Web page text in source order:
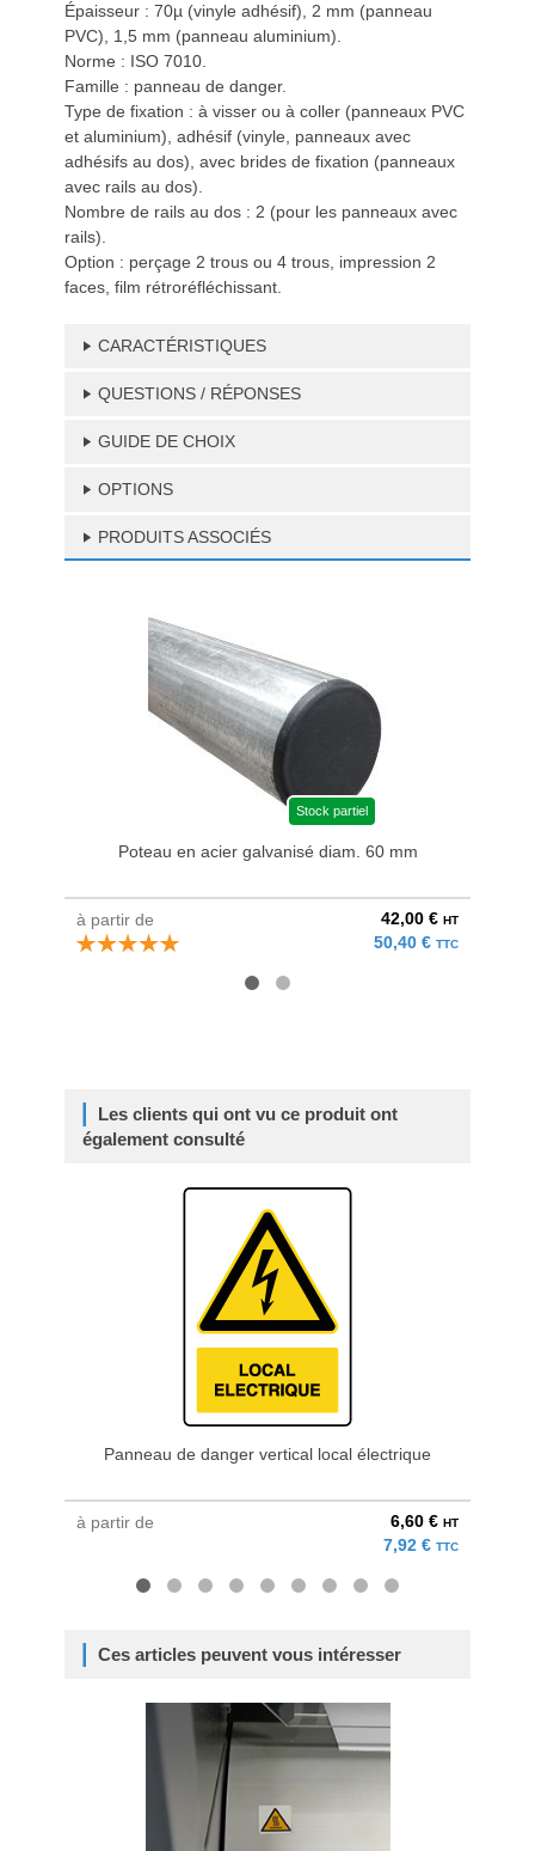
Épaisseur : 70µ (vinyle adhésif), 2 mm (panneau
PVC), 1,5 mm (panneau aluminium).
Norme : ISO 7010.
Famille : panneau de danger.
Type de fixation : à visser ou à coller (panneaux PVC
et aluminium), adhésif (vinyle, panneaux avec
adhésifs au dos), avec brides de fixation (panneaux
avec rails au dos).
Nombre de rails au dos : 2 (pour les panneaux avec
rails).
Option : perçage 2 trous ou 4 trous, impression 2
faces, film rétroréfléchissant.
CARACTÉRISTIQUES
QUESTIONS / RÉPONSES
GUIDE DE CHOIX
OPTIONS
PRODUITS ASSOCIÉS
Stock partiel
Poteau en acier galvanisé diam. 60 mm
à partir de 42,00 € HT
50,40 € TTC
Les clients qui ont vu ce produit ont
également consulté
Panneau de danger vertical local électrique
à partir de 6,60 € HT
7,92 € TTC
Ces articles peuvent vous intéresser